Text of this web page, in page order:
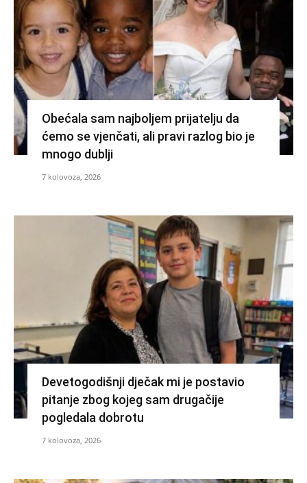
Obećala sam najboljem prijatelju da
ćemo se vjenčati, ali pravi razlog bio je
mnogo dublji
7 kolovoza, 2026
Devetogodišnji dječak mi je postavio
pitanje zbog kojeg sam drugačije
pogledala dobrotu
7 kolovoza, 2026